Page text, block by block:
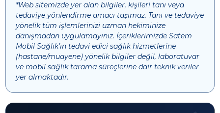
*Web sitemizde yer alan bilgiler, kişileri tanı veya
tedaviye yönlendirme amacı taşımaz. Tanı ve tedaviye
yönelik tüm işlemlerinizi uzman hekiminize
danışmadan uygulamayınız. İçeriklerimizde Satem
Mobil Sağlık’ın tedavi edici sağlık hizmetlerine
(hastane/muayene) yönelik bilgiler değil, laboratuvar
ve mobil sağlık tarama süreçlerine dair teknik veriler
yer almaktadır.